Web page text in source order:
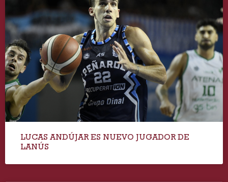
LUCAS ANDÚJAR ES NUEVO JUGADOR DE
LANÚS